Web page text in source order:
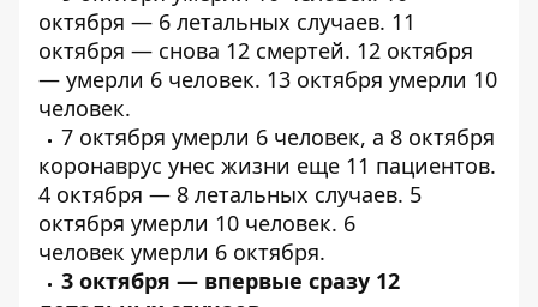
октября — 6 летальных случаев. 11
октября — снова 12 смертей. 12 октября
— умерли 6 человек. 13 октября умерли 10
человек.
7 октября умерли 6 человек, а 8 октября
коронаврус унес жизни еще 11 пациентов.
4 октября — 8 летальных случаев. 5
октября умерли 10 человек. 6
человек умерли 6 октября.
3 октября — впервые сразу 12